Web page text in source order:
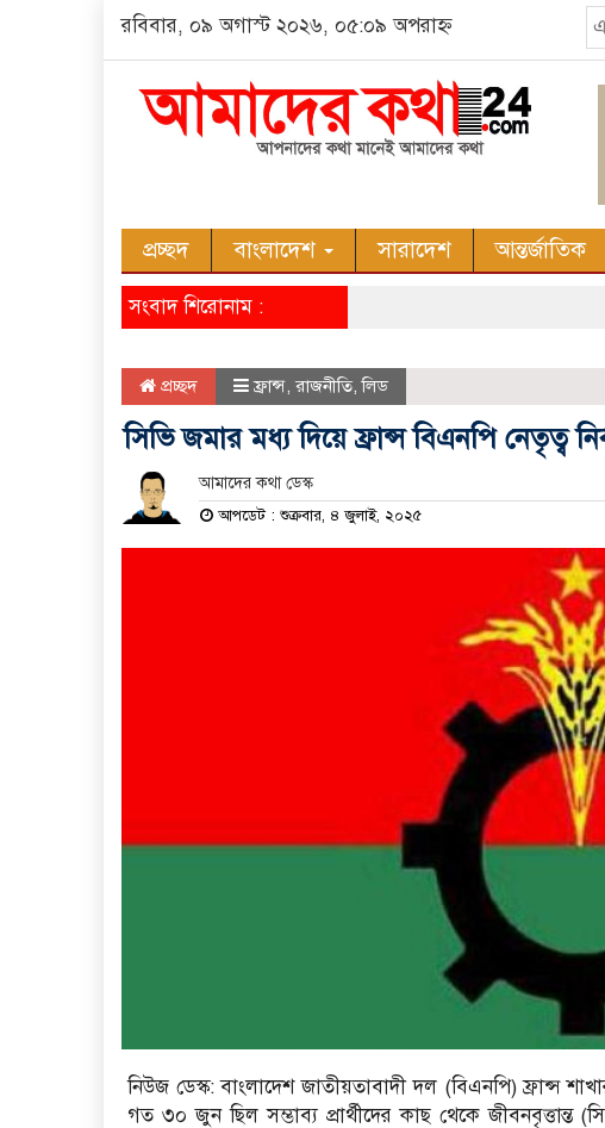
রবিবার, ০৯ অগাস্ট ২০২৬, ০৫:০৯ অপরাহ্ন
প্রচ্ছদ বাংলাদেশ সারাদেশ আন্তর্জাতিক
সংবাদ শিরোনাম :
প্রচ্ছদ ফ্রান্স, রাজনীতি,লিড
সিভি জমার মধ্য দিয়ে ফ্রান্স বিএনপি নেতৃত্ব
আমাদের কথা ডেস্ক
আপডেট : শুক্রবার, ৪ জুলাই, ২০২৫
নিউজ ডেস্ক: বাংলাদেশ জাতীয়তাবাদী দল (বিএনপি) ফ্রান্স
গত ৩০ জুন ছিল সম্ভাব্য প্রার্থীদের কাছ থেকে জীবনবৃত্তান্ত